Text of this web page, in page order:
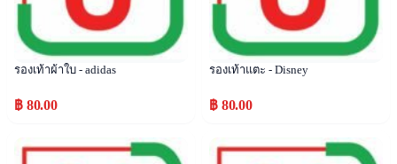
รองเท้าผ้าใบ - adidas
฿ 80.00
รองเท้าแตะ - Disney
฿ 80.00
Popular Popular